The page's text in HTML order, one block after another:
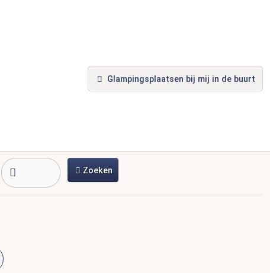
Glampingsplaatsen bij mij in de buurt
Zoeken